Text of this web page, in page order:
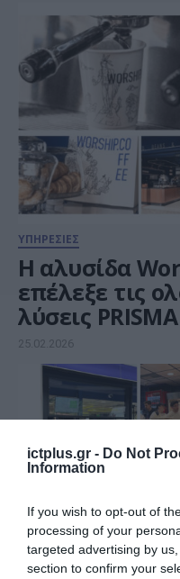
ictplus.gr - Do Not
Information
If you wish to opt-out of
processing of your
targeted advertising by
section to confirm your
έλεγχο. Το
και οι
πάντα, στην πρώτη
εξυπηρέτησης και
ΥΠΗΡΕΣΙΕΣ
Η αλυσίδα
επέλεξε τις
λύσεις
25.02.2026